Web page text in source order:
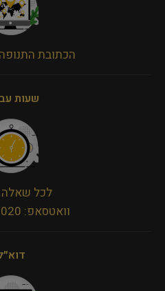
הכתובת התנופה 4 תל אביב
שעות
לכל שאלה
וואטסאפ: 0545940020